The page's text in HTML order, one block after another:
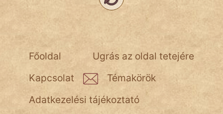
pszichopati
szegény legény
szemfüles
Ugrás az oldal tetejére
Főoldal
Kapcsolat
Témakörök
Adatkezelési tájékoztató